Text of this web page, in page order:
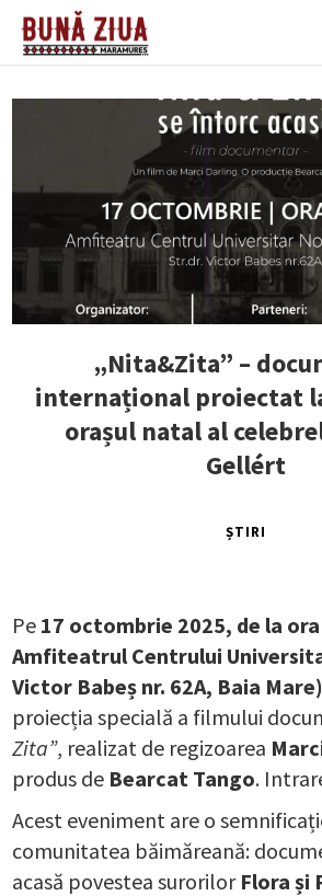
„Nita&Zita” –
internațional proiectat
orașul natal al
Gellért
ȘTIRI
Pe 17 octombrie 2025, de la
Amfiteatrul Centrului
Victor Babeș nr. 62A, Baia Mare)
proiecția specială a filmului
Zita”, realizat de regizoarea
produs de Bearcat Tango.
Acest eveniment are o
comunitatea băimăreană:
acasă povestea surorilor Flora și